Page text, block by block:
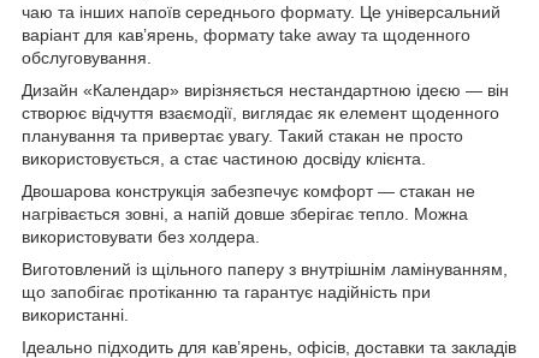
чаю та інших напоїв середнього формату. Це універсальний
варіант для кав’ярень, формату take away та щоденного
обслуговування.
Дизайн «Календар» вирізняється нестандартною ідеєю — він
створює відчуття взаємодії, виглядає як елемент щоденного
планування та привертає увагу. Такий стакан не просто
використовується, а стає частиною досвіду клієнта.
Двошарова конструкція забезпечує комфорт — стакан не
нагрівається зовні, а напій довше зберігає тепло. Можна
використовувати без холдера.
Виготовлений із щільного паперу з внутрішнім ламінуванням,
що запобігає протіканню та гарантує надійність при
використанні.
Ідеально підходить для кав’ярень, офісів, доставки та закладів